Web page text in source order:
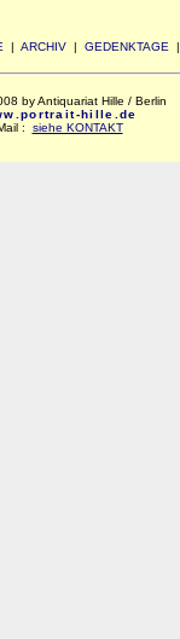
| ARCHIV | GEDENKTAGE
by Antiquariat Hille / Berlin
hille.de
: siehe KONTAKT